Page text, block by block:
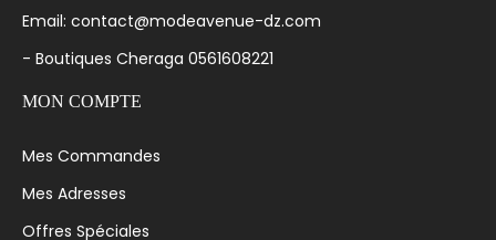
Email: contact@modeavenue-dz.com
- Boutiques Cheraga 0561608221
MON COMPTE
Mes Commandes
Mes Adresses
Offres Spéciales